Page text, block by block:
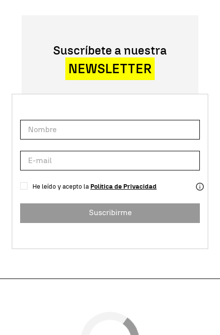
Suscríbete a nuestra
NEWSLETTER
He leído y acepto la Política de Privacidad
Suscribirme